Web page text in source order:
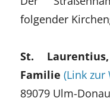
folgender
St.
Familie (Link zur
89079 Ulm-